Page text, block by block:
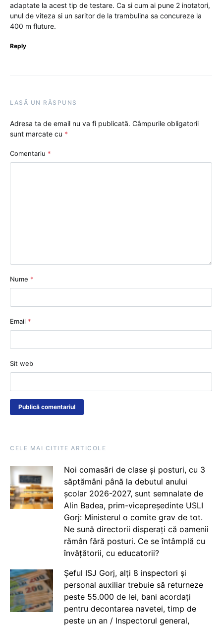
adaptate la acest tip de testare. Ca si cum ai pune 2 inotatori,
unul de viteza si un saritor de la trambulina sa concureze la
400 m fluture.
Reply
LASĂ UN RĂSPUNS
Adresa ta de email nu va fi publicată. Câmpurile obligatorii
sunt marcate cu *
Comentariu *
Nume *
Email *
Sit web
CELE MAI CITITE ARTICOLE
Noi comasări de clase și posturi, cu 3
săptămâni până la debutul anului
școlar 2026-2027, sunt semnalate de
Alin Badea, prim-vicepreședinte USLI
Gorj: Ministerul o comite grav de tot.
Ne sună directorii disperați că oamenii
rămân fără posturi. Ce se întâmplă cu
învățătorii, cu educatorii?
Șeful ISJ Gorj, alți 8 inspectori și
personal auxiliar trebuie să returneze
peste 55.000 de lei, bani acordați
pentru decontarea navetei, timp de
peste un an / Inspectorul general,